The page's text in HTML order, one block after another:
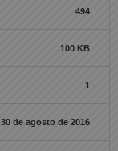
494
100 KB
1
30 de agosto de 2016